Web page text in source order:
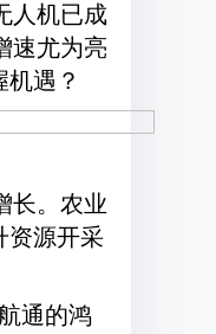
人机已成
速尤为亮
遇？
长。农业
资源开采
通的鸿